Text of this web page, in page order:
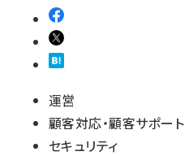
運営
顧客対応・顧客サポート
セキュリティ